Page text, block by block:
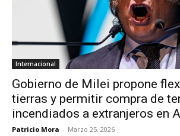
Internacional
Gobierno de Milei propone
tierras y permitir compra de
incendiados a extranjeros en
Patricio Mora - Marzo 25, 2026